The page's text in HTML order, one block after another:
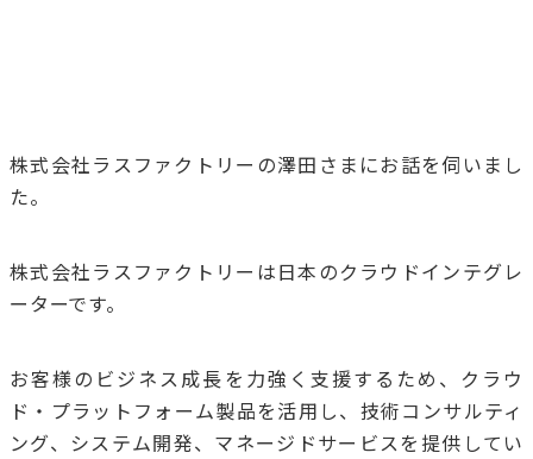
株式会社ラスファクトリーの澤田さまにお話を伺いまし
た。
株式会社ラスファクトリーは日本のクラウドインテグレ
ーターです。
お客様のビジネス成長を力強く支援するため、クラウ
ド・プラットフォーム製品を活用し、技術コンサルティ
ング、システム開発、マネージドサービスを提供してい